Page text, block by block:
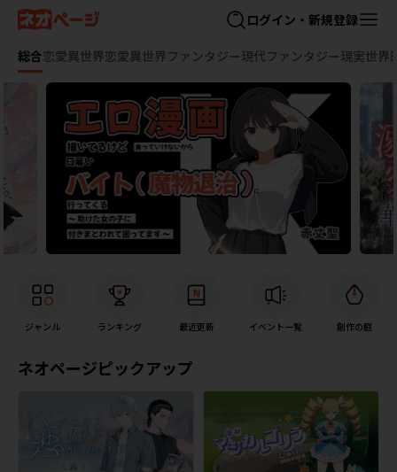
ログイン・新規登録
総合恋愛異世界恋愛異世界ファンタジー現代ファンタジー現実世界
ジャンル ランキング 最近更新 イベント一覧 創作の庭
ネオページピックアップ